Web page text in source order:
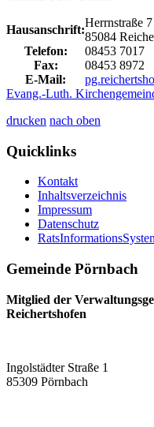
Hausanschrift:
Herrnstraße 7
85084
Telefon:
08453 7017
Fax:
08453 8972
E-Mail:
Evang.-Luth.
drucken nach oben
Quicklinks
Kontakt
Inhaltsverzeichnis
Impressum
Datenschutz
Gemeinde Pörnbach
Mitglied der
Reichertshofen
Ingolstädter Straße 1
85309 Pörnbach